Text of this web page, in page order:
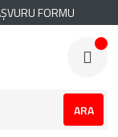
FORMU
ARA